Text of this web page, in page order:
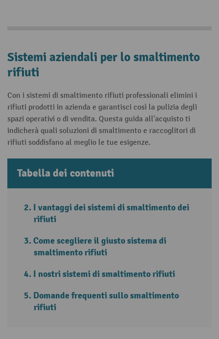
Sistemi aziendali per lo smaltimento
rifiuti
Con i sistemi di smaltimento rifiuti professionali elimini i
rifiuti prodotti in azienda e garantisci così la pulizia degli
spazi operativi o di vendita. Questa guida all'acquisto ti
indicherà quali soluzioni di smaltimento e raccoglitori di
rifiuti soddisfano al meglio le tue esigenze.
Tabella dei contenuti
I vantaggi dei sistemi di smaltimento dei
rifiuti
Come scegliere il giusto sistema di
smaltimento rifiuti
I nostri sistemi di smaltimento rifiuti
Domande frequenti sullo smaltimento
rifiuti